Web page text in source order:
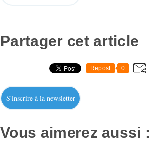
Partager cet article
Repost 0
S'inscrire à la newsletter
Vous aimerez aussi :